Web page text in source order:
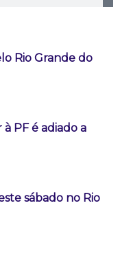
Rio Grande do
PF é adiado a
sábado no Rio